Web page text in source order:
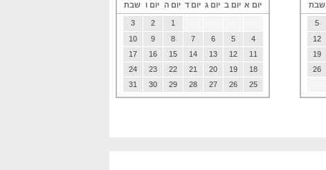
שבת
5
12
19
26
יום א יום ב יום ג יום ד יום ה יום ו שבת
1
2
3
4
5
6
7
8
9
10
11
12
13
14
15
16
17
18
19
20
21
22
23
24
25
26
27
28
29
30
31